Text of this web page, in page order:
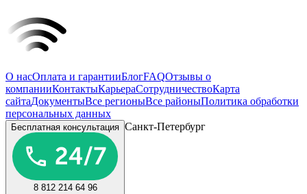
О насОплата и гарантииБлогFAQОтзывы о
компанииКонтактыКарьераСотрудничествоКарта
сайтаДокументыВсе регионыВсе районыПолитика обработки
персональных данных
Бесплатная консультация
8 812 214 64 96
Санкт-Петербург